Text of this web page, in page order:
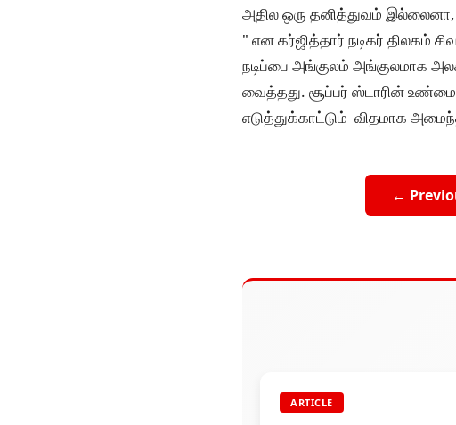
அதில ஒரு தனித்துவம்
" என கர்ஜித்தார் நடிகர் திலகம்
நடிப்பை அங்குலம் அங்குலமாக
வைத்தது. சூப்பர் ஸ்டாரின்
எடுத்துக்காட்டும் விதமாக
←
ARTICLE